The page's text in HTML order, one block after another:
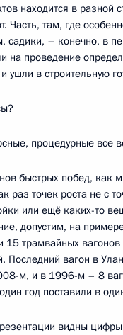
находится в разной
Часть, там, где
садики, – конечно, в
на проведение
ушли в строительную
процедурные все
быстрых побед, как
раз точек роста не с
или ещё каких-то
допустим, на
15 трамвайных
Последний вагон в
м, и в 1996-м – 8
год поставили в
видны